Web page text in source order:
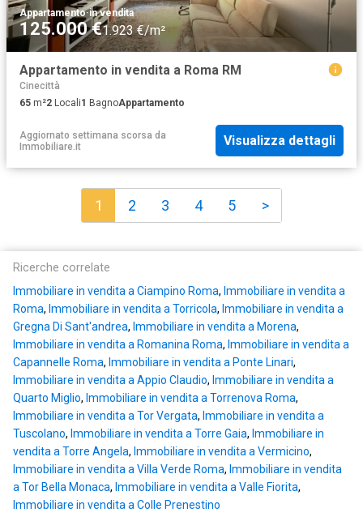
Appartamento·in vendita
125.000 €1.923 €/m²
Appartamento in vendita a Roma RM
Cinecittà
65 m²2 Locali1 BagnoAppartamento
Aggiornato settimana scorsa da
Immobiliare.it
Visualizza dettagli
1 2 3 4 5 >
Ricerche correlate
Immobiliare in vendita a Ciampino Roma, Immobiliare in vendita a
Roma, Immobiliare in vendita a Torricola, Immobiliare in vendita a
Gregna Di Sant'andrea, Immobiliare in vendita a Morena,
Immobiliare in vendita a Romanina Roma, Immobiliare in vendita a
Capannelle Roma, Immobiliare in vendita a Ponte Linari,
Immobiliare in vendita a Appio Claudio, Immobiliare in vendita a
Quarto Miglio, Immobiliare in vendita a Torrenova Roma,
Immobiliare in vendita a Tor Vergata, Immobiliare in vendita a
Tuscolano, Immobiliare in vendita a Torre Gaia, Immobiliare in
vendita a Torre Angela, Immobiliare in vendita a Vermicino,
Immobiliare in vendita a Villa Verde Roma, Immobiliare in vendita
a Tor Bella Monaca, Immobiliare in vendita a Valle Fiorita,
Immobiliare in vendita a Colle Prenestino